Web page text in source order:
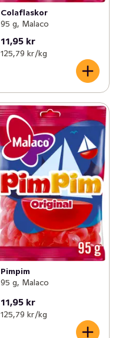
Colaflaskor
95 g, Malaco
11,95 kr
125,79 kr /kg
Pimpim
95 g, Malaco
11,95 kr
125,79 kr /kg